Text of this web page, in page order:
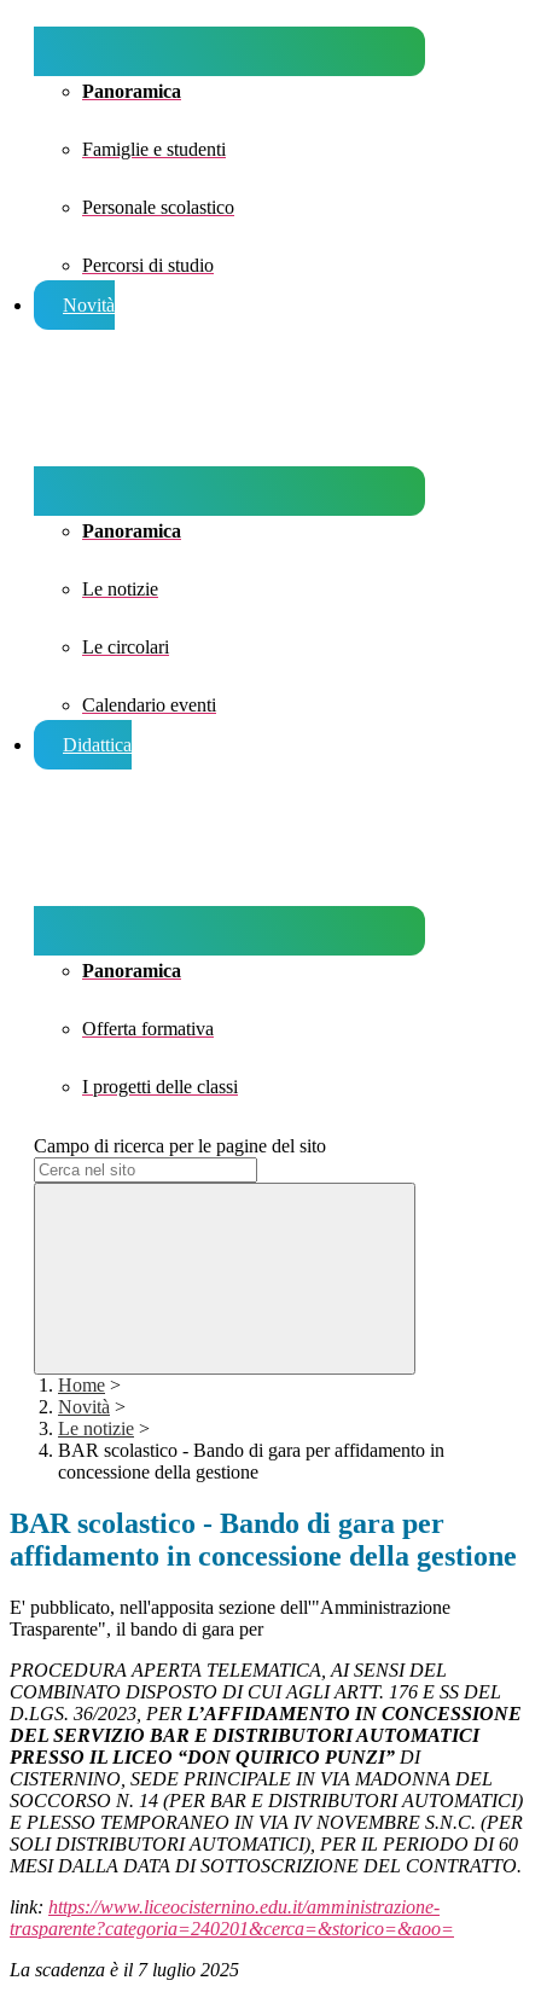
Panoramica
Famiglie e studenti
Personale scolastico
Percorsi di studio
Novità
Panoramica
Le notizie
Le circolari
Calendario eventi
Didattica
Panoramica
Offerta formativa
I progetti delle classi
Campo di ricerca per le pagine del sito
Home >
Novità >
Le notizie >
BAR scolastico - Bando di gara per affidamento in
concessione della gestione
BAR scolastico - Bando di gara per
affidamento in concessione della gestione
E' pubblicato, nell'apposita sezione dell'"Amministrazione
Trasparente", il bando di gara per
PROCEDURA APERTA TELEMATICA, AI SENSI DEL
COMBINATO DISPOSTO DI CUI AGLI ARTT. 176 E SS DEL
D.LGS. 36/2023, PER L’AFFIDAMENTO IN CONCESSIONE
DEL SERVIZIO BAR E DISTRIBUTORI AUTOMATICI
PRESSO IL LICEO “DON QUIRICO PUNZI” DI
CISTERNINO, SEDE PRINCIPALE IN VIA MADONNA DEL
SOCCORSO N. 14 (PER BAR E DISTRIBUTORI AUTOMATICI)
E PLESSO TEMPORANEO IN VIA IV NOVEMBRE S.N.C. (PER
SOLI DISTRIBUTORI AUTOMATICI), PER IL PERIODO DI 60
MESI DALLA DATA DI SOTTOSCRIZIONE DEL CONTRATTO.
link: https://www.liceocisternino.edu.it/amministrazione-
trasparente?categoria=240201&cerca=&storico=&aoo=
La scadenza è il 7 luglio 2025